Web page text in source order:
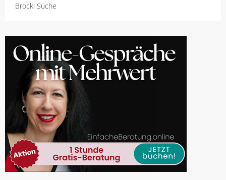
Brocki Suche